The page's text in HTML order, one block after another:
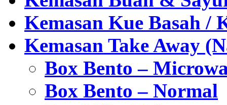
Kemasan Kue Basah /
Kemasan Take Away
Box Bento –
Box Bento – Normal